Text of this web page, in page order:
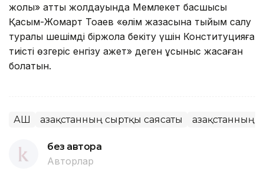
жолы» атты жолдауында Мемлекет басшысы
Қасым-Жомарт Тоқаев «өлім жазасына тыйым салу
туралы шешімді біржола бекіту үшін Конституцияға
тиісті өзгеріс енгізу қажет» деген ұсыныс жасаған
болатын.
АҚШ Қазақстанның сыртқы саясаты Қазақстанның
без автора
Авторлар